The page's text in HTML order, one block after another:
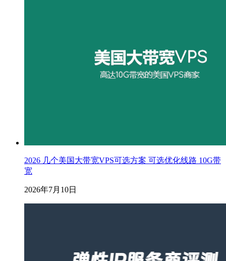
2026 几个美国大带宽VPS可选方案 可选优化线路 10G带
宽
2026年7月10日